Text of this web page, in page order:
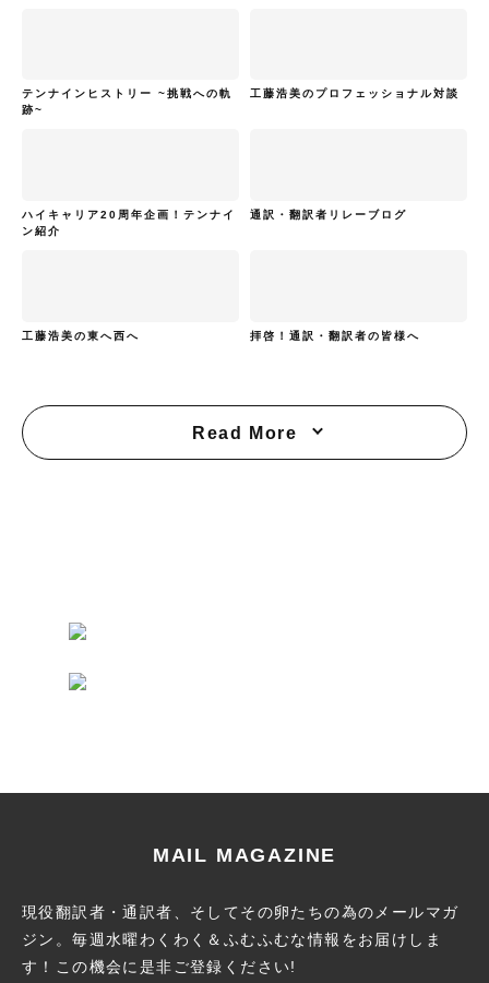
テンナインヒストリー ~挑戦への軌
跡~
工藤浩美のプロフェッショナル対談
ハイキャリア20周年企画！テンナイ
ン紹介
通訳・翻訳者リレーブログ
工藤浩美の東へ西へ 拝啓！通訳・翻訳者の皆様へ
Read More
MAIL MAGAZINE
現役翻訳者・通訳者、そしてその卵たちの為のメールマガ
ジン。毎週水曜わくわく＆ふむふむな情報をお届けしま
す！この機会に 是非ご登録ください!